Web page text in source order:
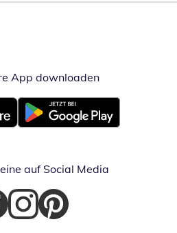
App downloadenÖffnet in
Fenster
Öffnet in neuem Fenster
auf Social Media
in neuem Fenster
Öffnet in neuem Fenster
Öffnet in neuem Fenster